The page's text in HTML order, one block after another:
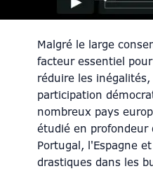
Malgré le large
facteur essentiel
réduire les
participation
nombreux pays
étudié en
Portugal, l'Espagne
drastiques dans les